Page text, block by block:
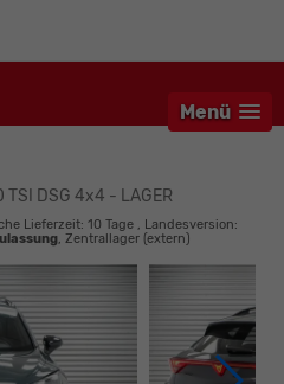
Menü
TSI DSG 4x4 - LAGER
Lieferzeit: 10 Tage , Landesversion:
, Zentrallager (extern)